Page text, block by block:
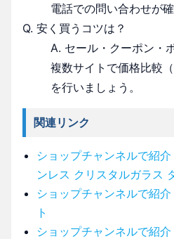
電話での問い合わせが確
Q. 安く買うコツは？
A. セール・クーポン・
複数サイトで価格比較
を行いましょう。
関連リンク
ショップチャンネルで紹
ンレス クリスタルガラス
ショップチャンネルで紹
ト
ショップチャンネルで紹